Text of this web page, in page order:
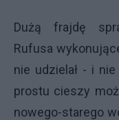
Dużą frajdę
Rufusa
nie udzielał - i
prostu cieszy
nowego-starego